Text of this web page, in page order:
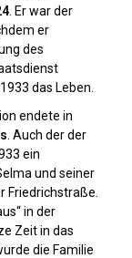
. Er war der
er
des
das Leben.
endete in
. Auch der der
ein
und seiner
Friedrichstraße.
in der
Zeit in das
die Familie